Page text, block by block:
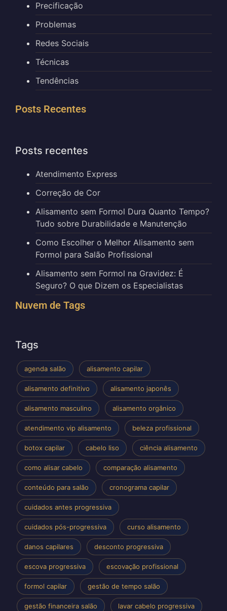
Precificação
Problemas
Redes Sociais
Técnicas
Tendências
Posts Recentes
Posts recentes
Atendimento Express
Correção de Cor
Alisamento sem Formol Dura Quanto Tempo?
Tudo sobre Durabilidade e Manutenção
Como Escolher o Melhor Alisamento sem
Formol para Salão Profissional
Alisamento sem Formol na Gravidez: É
Seguro? O que Dizem os Especialistas
Nuvem de Tags
Tags
agenda salão alisamento capilar
alisamento definitivo alisamento japonês
alisamento masculino alisamento orgânico
atendimento vip alisamento beleza profissional
botox capilar cabelo liso ciência alisamento
como alisar cabelo comparação alisamento
conteúdo para salão cronograma capilar
cuidados antes progressiva
cuidados pós-progressiva curso alisamento
danos capilares desconto progressiva
escova progressiva escovação profissional
formol capilar gestão de tempo salão
gestão financeira salão lavar cabelo progressiva